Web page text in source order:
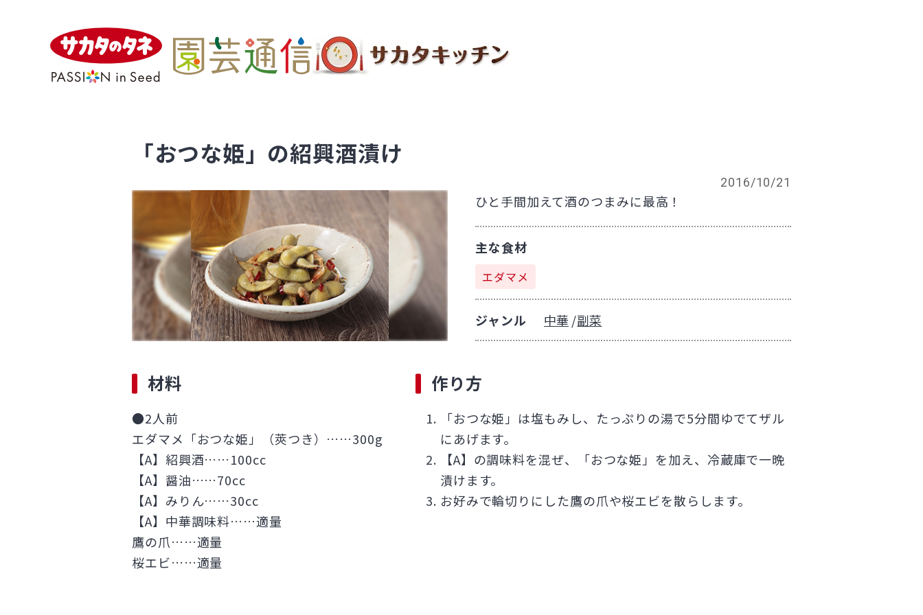
「おつな姫」の紹興酒漬け
2016/10/21
ひと手間加えて酒のつまみに最高！
主な食材
エダマメ
ジャンル 中華 副菜
材料
●2人前
エダマメ「おつな姫」（莢つき）……300g
【A】紹興酒……100cc
【A】醤油……70cc
【A】みりん……30cc
【A】中華調味料……適量
鷹の爪……適量
桜エビ……適量
作り方
「おつな姫」は塩もみし、たっぷりの湯で5分間ゆでてザル
にあげます。
【A】の調味料を混ぜ、「おつな姫」を加え、冷蔵庫で一晩
漬けます。
お好みで輪切りにした鷹の爪や桜エビを散らします。